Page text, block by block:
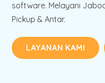
software. Melayani
Pickup & Antar.
LAYANAN KAMI